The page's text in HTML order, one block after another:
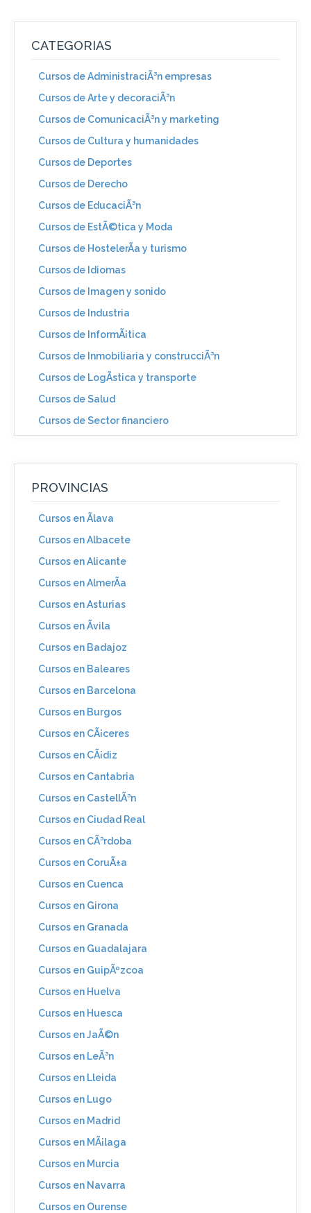
CATEGORIAS
Cursos de AdministraciÃ³n empresas
Cursos de Arte y decoraciÃ³n
Cursos de ComunicaciÃ³n y marketing
Cursos de Cultura y humanidades
Cursos de Deportes
Cursos de Derecho
Cursos de EducaciÃ³n
Cursos de EstÃ©tica y Moda
Cursos de HostelerÃ­a y turismo
Cursos de Idiomas
Cursos de Imagen y sonido
Cursos de Industria
Cursos de InformÃ¡tica
Cursos de Inmobiliaria y construcciÃ³n
Cursos de LogÃ­stica y transporte
Cursos de Salud
Cursos de Sector financiero
PROVINCIAS
Cursos en Ãlava
Cursos en Albacete
Cursos en Alicante
Cursos en AlmerÃ­a
Cursos en Asturias
Cursos en Ãvila
Cursos en Badajoz
Cursos en Baleares
Cursos en Barcelona
Cursos en Burgos
Cursos en CÃ¡ceres
Cursos en CÃ¡diz
Cursos en Cantabria
Cursos en CastellÃ³n
Cursos en Ciudad Real
Cursos en CÃ³rdoba
Cursos en CoruÃ±a
Cursos en Cuenca
Cursos en Girona
Cursos en Granada
Cursos en Guadalajara
Cursos en GuipÃºzcoa
Cursos en Huelva
Cursos en Huesca
Cursos en JaÃ©n
Cursos en LeÃ³n
Cursos en Lleida
Cursos en Lugo
Cursos en Madrid
Cursos en MÃ¡laga
Cursos en Murcia
Cursos en Navarra
Cursos en Ourense